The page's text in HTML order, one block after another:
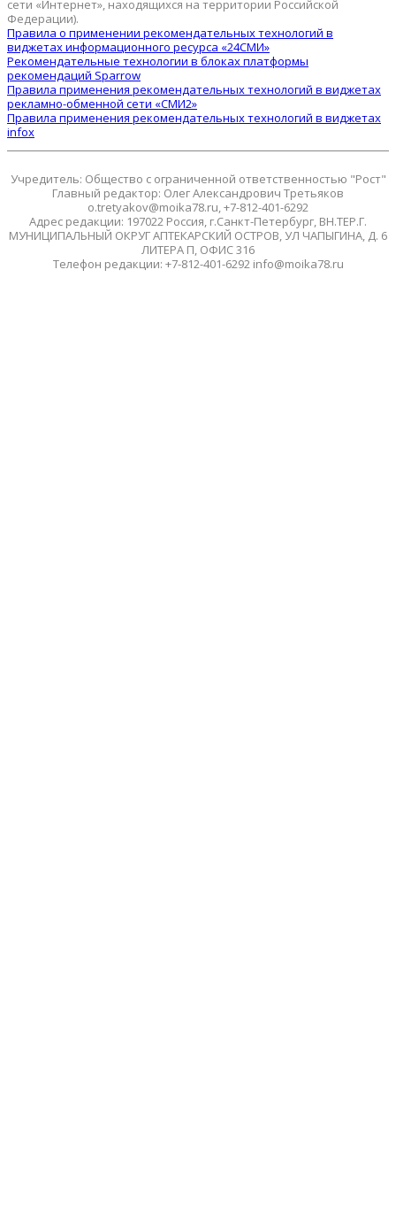
сети «Интернет», находящихся на территории Российской
Федерации).
Правила о применении рекомендательных технологий в
виджетах информационного ресурса «24СМИ»
Рекомендательные технологии в блоках платформы
рекомендаций Sparrow
Правила применения рекомендательных технологий в виджетах
рекламно-обменной сети «СМИ2»
Правила применения рекомендательных технологий в виджетах
infox
Учредитель: Общество с ограниченной ответственностью "Рост"
Главный редактор: Олег Александрович Третьяков
o.tretyakov@moika78.ru, +7-812-401-6292
Адрес редакции: 197022 Россия, г.Санкт-Петербург, ВН.ТЕР.Г.
МУНИЦИПАЛЬНЫЙ ОКРУГ АПТЕКАРСКИЙ ОСТРОВ, УЛ ЧАПЫГИНА, Д. 6
ЛИТЕРА П, ОФИС 316
Телефон редакции: +7-812-401-6292 info@moika78.ru